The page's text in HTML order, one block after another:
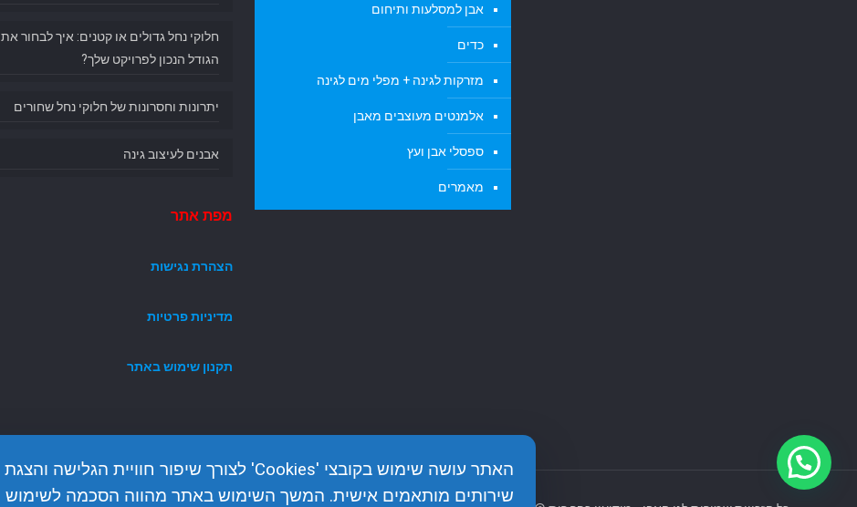
אבן למסלעות ותיחום
כדים
מזרקות לגינה + מפלי מים לגינה
אלמנטים מעוצבים מאבן
ספסלי אבן ועץ
מאמרים
חלוקי נחל גדולים או קטנים: איך לבחור את
הגודל הנכון לפרויקט שלך?
יתרונות וחסרונות של חלוקי נחל שחורים
אבנים לעיצוב גינה
מפת אתר
הצהרת נגישות
מדיניות פרטיות
תקנון שימוש באתר
האתר עושה שימוש בקובצי 'Cookies' לצורך שיפור חוויית הגלישה והצגת
שירותים מותאמים אישית. המשך השימוש באתר מהווה הסכמה לשימוש